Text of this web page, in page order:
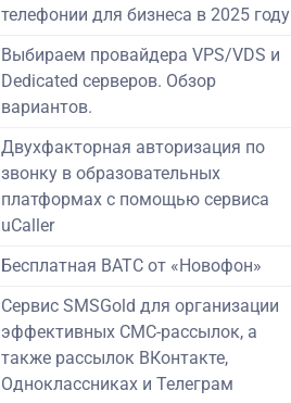
телефонии для бизнеса в 2025 году
Выбираем провайдера VPS/VDS и
Dedicated серверов. Обзор
вариантов.
Двухфакторная авторизация по
звонку в образовательных
платформах с помощью сервиса
uCaller
Бесплатная ВАТС от «Новофон»
Сервис SMSGold для организации
эффективных СМС-рассылок, а
также рассылок ВКонтакте,
Одноклассниках и Телеграм